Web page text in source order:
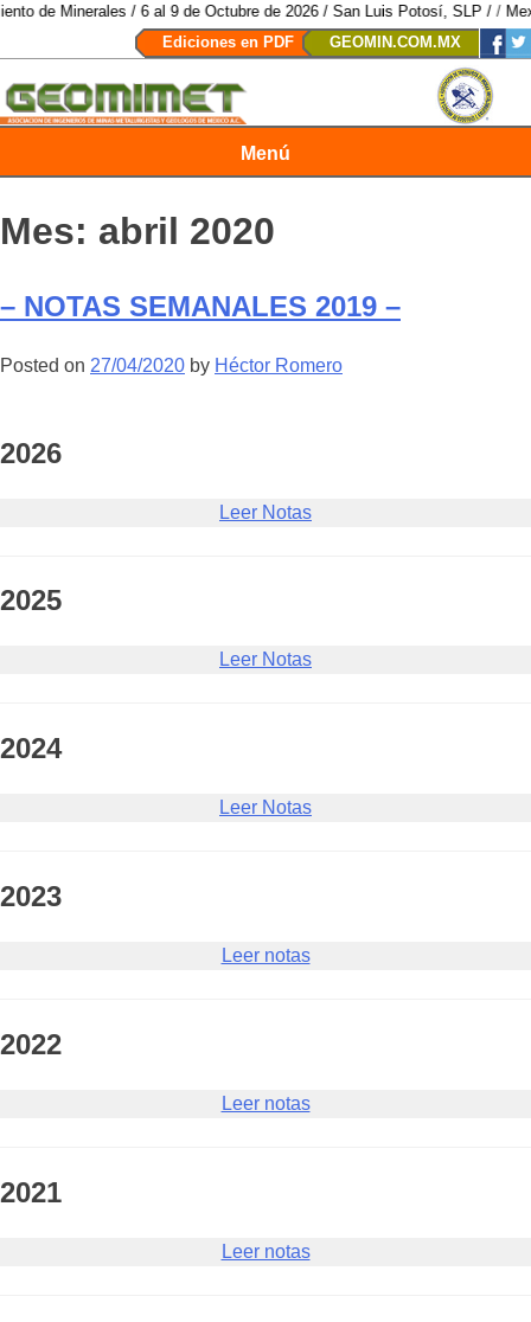
/ 6 al 9 de Octubre de 2026 / San Luis Potosí, SLP //Mexico Mining
Ediciones en PDF
GEOMIN.COM.MX
Menú
Mes: abril 2020
– NOTAS SEMANALES 2019 –
Posted on 27/04/2020 by Héctor Romero
2026
Leer Notas
2025
Leer Notas
2024
Leer Notas
2023
Leer notas
2022
Leer notas
2021
Leer notas